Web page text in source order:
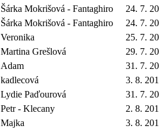
Šárka Mokrišová - Fantaghiro
24. 7.
Šárka Mokrišová - Fantaghiro
24. 7.
Veronika
25. 7.
Martina Grešlová
29. 7.
Adam
31. 7.
kadlecová
3. 8.
Lydie Paďourová
31. 7.
Petr - Klecany
2. 8.
Majka
3. 8.